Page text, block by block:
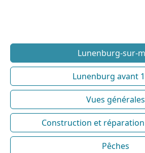
Lunenburg-sur-
Lunenburg avant
Vues générales
Construction et
Pêches